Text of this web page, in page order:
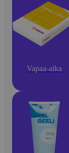
Vapaa-aika